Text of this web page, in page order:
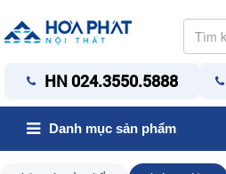
HN 024.3550.5888
Danh mục sản phẩm